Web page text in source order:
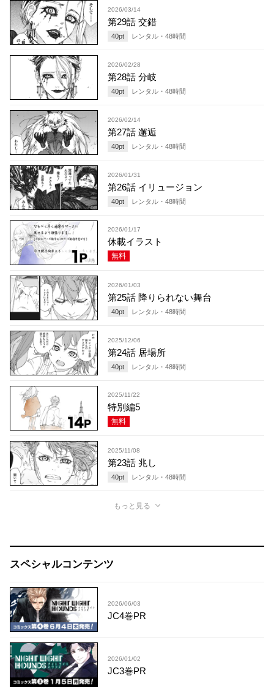
2026/03/14
第29話 交錯
40pt レンタル・ 48時間
2026/02/28
第28話 分岐
40pt レンタル・ 48時間
2026/02/14
第27話 邂逅
40pt レンタル・ 48時間
2026/01/31
第26話 イリュージョン
40pt レンタル・ 48時間
2026/01/17
休載イラスト
無料
2026/01/03
第25話 降りられない舞台
40pt レンタル・ 48時間
2025/12/06
第24話 居場所
40pt レンタル・ 48時間
2025/11/22
特別編5
無料
2025/11/08
第23話 兆し
40pt レンタル・ 48時間
もっと見る
スペシャルコンテンツ
2026/06/03
JC4巻PR
2026/01/02
JC3巻PR